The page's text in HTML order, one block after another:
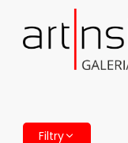
Filtry